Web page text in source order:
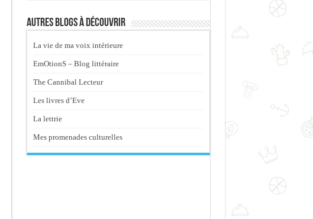
Autres blogs à découvrir
La vie de ma voix intérieure
EmOtionS – Blog littéraire
The Cannibal Lecteur
Les livres d’Eve
La lettrie
Mes promenades culturelles